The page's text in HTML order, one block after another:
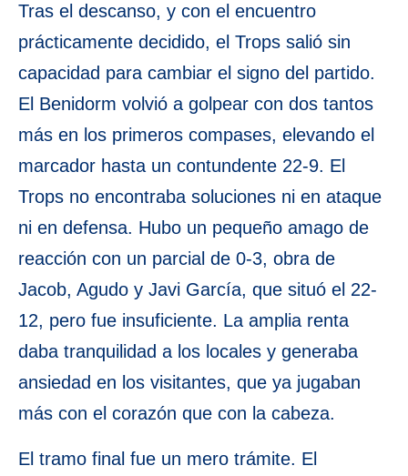
Tras el descanso, y con el encuentro
prácticamente decidido, el Trops salió sin
capacidad para cambiar el signo del partido.
El Benidorm volvió a golpear con dos tantos
más en los primeros compases, elevando el
marcador hasta un contundente 22-9. El
Trops no encontraba soluciones ni en ataque
ni en defensa. Hubo un pequeño amago de
reacción con un parcial de 0-3, obra de
Jacob, Agudo y Javi García, que situó el 22-
12, pero fue insuficiente. La amplia renta
daba tranquilidad a los locales y generaba
ansiedad en los visitantes, que ya jugaban
más con el corazón que con la cabeza.
El tramo final fue un mero trámite. El